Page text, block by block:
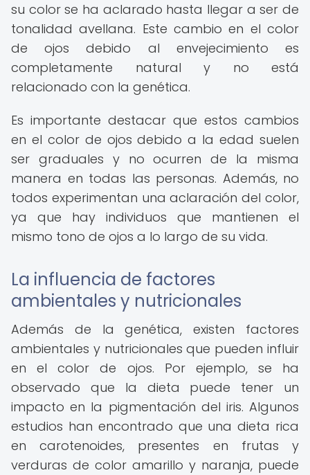
su color se ha aclarado hasta llegar a ser de
tonalidad avellana. Este cambio en el color
de ojos debido al envejecimiento es
completamente natural y no está
relacionado con la genética.
Es importante destacar que estos cambios
en el color de ojos debido a la edad suelen
ser graduales y no ocurren de la misma
manera en todas las personas. Además, no
todos experimentan una aclaración del color,
ya que hay individuos que mantienen el
mismo tono de ojos a lo largo de su vida.
La influencia de factores
ambientales y nutricionales
Además de la genética, existen factores
ambientales y nutricionales que pueden influir
en el color de ojos. Por ejemplo, se ha
observado que la dieta puede tener un
impacto en la pigmentación del iris. Algunos
estudios han encontrado que una dieta rica
en carotenoides, presentes en frutas y
verduras de color amarillo y naranja, puede